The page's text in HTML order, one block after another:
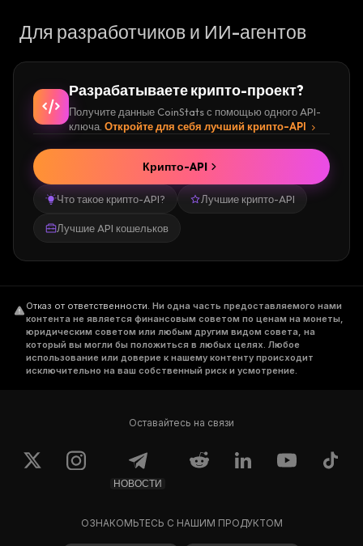
Для разработчиков и ИИ-агентов
Разрабатываете крипто-проект?
Получите данные CoinStats с помощью одного API-
ключа. Откройте для себя лучший крипто-API
Что такое крипто-API? Лучшие крипто-API
Лучшие API кошельков
Крипто-API
Отказ от ответственности. Ни одна часть предоставляемого нами
контента не является финансовым советом по ценам на монеты,
юридическим советом или любым другим видом совета, на
который вы могли бы положиться в любых целях. Любое
использование или доверие к нашему контенту происходит
исключительно на ваш собственный риск и усмотрение.
Оставайтесь на связи
НОВОСТИ
ОЗНАКОМЬТЕСЬ С НАШИМ ПРОДУКТОМ